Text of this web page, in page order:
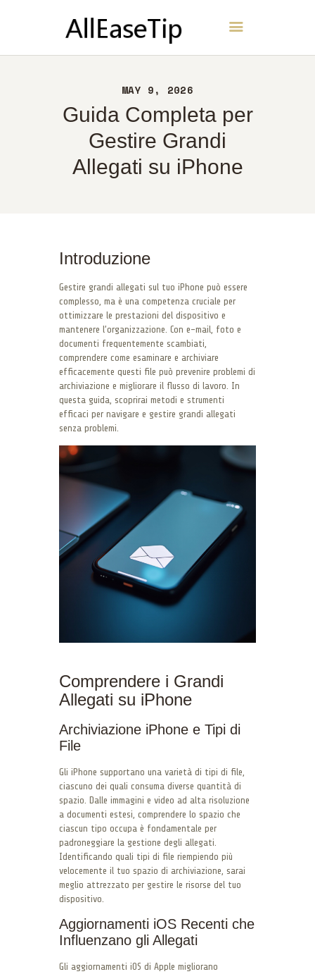
MAY 9, 2026
Guida Completa per
Gestire Grandi
Allegati su iPhone
AllEaseTip
INFORMAZIONI
CONTATTI
POLITICA
ITALIANO
Introduzione
Gestire grandi allegati sul tuo iPhone può essere
complesso, ma è una competenza cruciale per
ottimizzare le prestazioni del dispositivo e
mantenere l’organizzazione. Con e-mail, foto e
documenti frequentemente scambiati,
comprendere come esaminare e archiviare
efficacemente questi file può prevenire problemi di
archiviazione e migliorare il flusso di lavoro. In
questa guida, scoprirai metodi e strumenti
efficaci per navigare e gestire grandi allegati
senza problemi.
Comprendere i Grandi
Allegati su iPhone
Archiviazione iPhone e Tipi di
File
Gli iPhone supportano una varietà di tipi di file,
ciascuno dei quali consuma diverse quantità di
spazio. Dalle immagini e video ad alta risoluzione
a documenti estesi, comprendere lo spazio che
ciascun tipo occupa è fondamentale per
padroneggiare la gestione degli allegati.
Identificando quali tipi di file riempiendo più
velocemente il tuo spazio di archiviazione, sarai
meglio attrezzato per gestire le risorse del tuo
dispositivo.
Aggiornamenti iOS Recenti che
Influenzano gli Allegati
Gli aggiornamenti iOS di Apple migliorano